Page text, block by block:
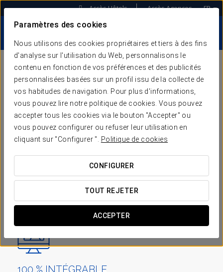
Paramètres des cookies
Nous utilisons des cookies propriétaires et tiers à des fins
d'analyse sur l'utilisation du Web, personnalisons le
contenu en fonction de vos préférences et des publicités
personnalisées basées sur un profil issu de la collecte de
vos habitudes de navigation. Pour plus d'informations,
vous pouvez lire notre politique de cookies. Vous pouvez
accepter tous les cookies via le bouton "Accepter" ou
vous pouvez configurer ou refuser leur utilisation en
cliquant sur "Configurer ".
Politique de cookies
CONFIGURER
TOUT REJETER
ACCEPTER
Accès Hôtels Accès Agences FR
MOTEUR DE
RÉSERVATIONS
Notre équipe de développement a conçu un moteur
efficace et parfaitement optimisé pour la conversion en
Nous présentons ci-dessous les avantages de travailler
avec ce moteur, ainsi que les fonctionnalités qu’il intègre.
100 % INTÉGRABLE